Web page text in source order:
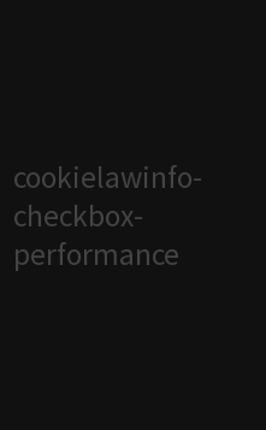
cookielawinfo-
checkbox-
performance